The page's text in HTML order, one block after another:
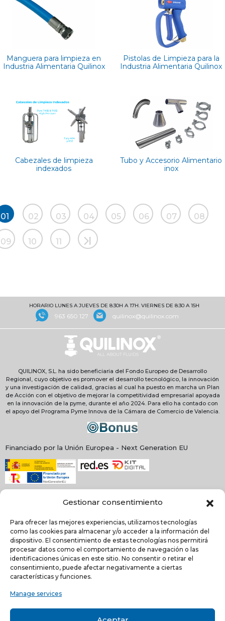
Gestionar consentimiento
Para ofrecer las mejores experiencias, utilizamos tecnologías
como las cookies para almacenar y/o acceder a la información del
dispositivo. El consentimiento de estas tecnologías nos permitirá
procesar datos como el comportamiento de navegación o las
identificaciones únicas en este sitio. No consentir o retirar el
consentimiento, puede afectar negativamente a ciertas
características y funciones.
Manage services
Manguera para limpieza en
Industria Alimentaria Quilinox
Pistolas de Limpieza para la
Industria Alimentaria Quilinox
Cabezales de limpieza
indexados
Tubo y Accesorio Alimentario
inox
01 02 03 04 05 06 07 08
09 10 11
HORARIO LUNES A JUEVES DE 8:30H A 17H. VIERNES DE 8:30 A 15H
963 650 127 quilinox@quilinox.com
QUILINOX, S.L. ha sido beneficiaria del Fondo Europeo de Desarrollo
Regional, cuyo objetivo es promover el desarrollo tecnológico, la innovación
y una investigación de calidad, gracias al cual ha puesto en marcha un Plan
de Acción con el objetivo de mejorar la competitividad empresarial apoyada
en la innovación de la pyme, durante el año 2024. Para ello ha contado con
el apoyo del Programa Pyme Innova de la Cámara de Comercio de Valencia.
Financiado por la Unión Europea - Next Generation EU
NEWSLETTER
He leído y acepto la política de Privacidad